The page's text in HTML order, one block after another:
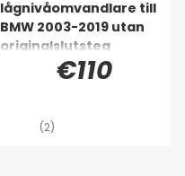
lågnivåomvandlare till
BMW 2003-2019 utan
originalslutsteg
€110
(2)